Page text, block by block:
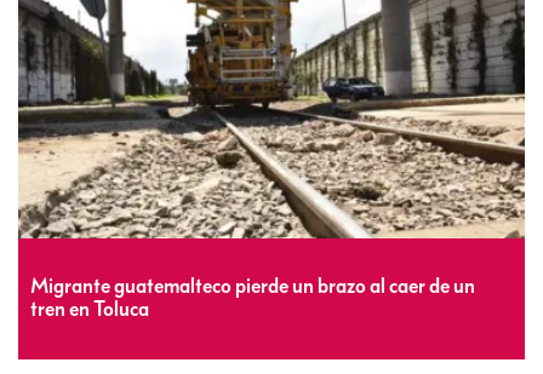
Migrante guatemalteco pierde un brazo al caer de un
tren en Toluca